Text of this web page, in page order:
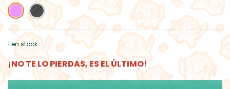
1 en stock
¡NO TE LO PIERDAS, ES EL ÚLTIMO!